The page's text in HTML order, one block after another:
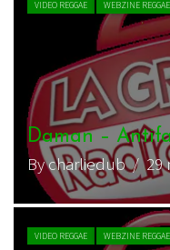
CHRONIQUE REGGAE WEBZINE
Atili
By charliedub/ 17
VIDEO REGGAE WEBZINE REGGAE